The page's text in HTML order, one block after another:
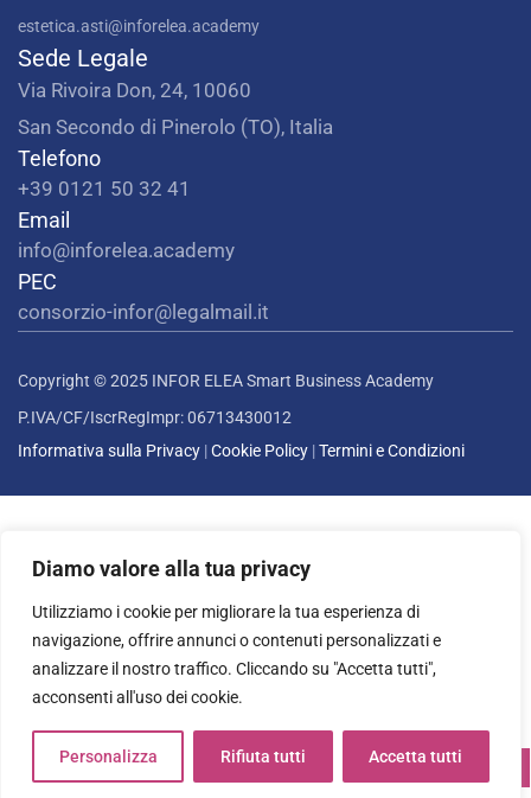
Diamo valore alla tua privacy
Utilizziamo i cookie per migliorare la tua esperienza di
navigazione, offrire annunci o contenuti personalizzati e
analizzare il nostro traffico. Cliccando su "Accetta tutti",
acconsenti all'uso dei cookie.
Personalizza Rifiuta tutti Accetta tutti
estetica.asti@inforelea.academy
Sede Legale
Via Rivoira Don, 24, 10060
San Secondo di Pinerolo (TO), Italia
Telefono
+39 0121 50 32 41
Email
info@inforelea.academy
PEC
consorzio-infor@legalmail.it
Copyright © 2025 INFOR ELEA Smart Business Academy
P.IVA/CF/IscrRegImpr: 06713430012
Informativa sulla Privacy |Cookie Policy |Termini e Condizioni